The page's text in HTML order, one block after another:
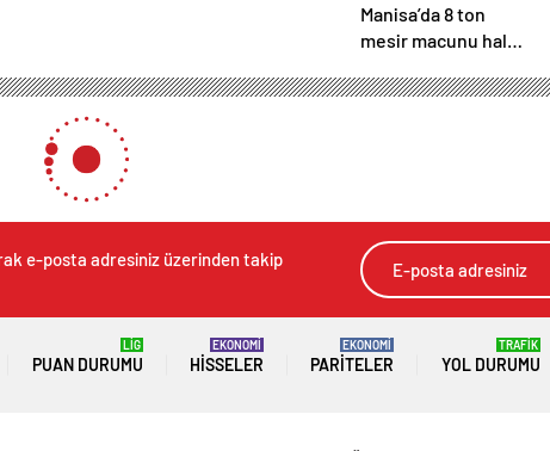
Manisa’da 8 ton
mesir macunu halka
e-posta adresiniz üzerinden takip
PUAN DURUMU
LİG
HISSELER
EKONOMİ
PARITELER
EKONOMİ
YOL DURUMU
TRAFİK